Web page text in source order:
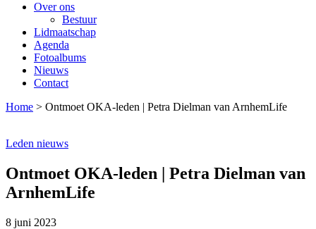
Over ons
Bestuur
Lidmaatschap
Agenda
Fotoalbums
Nieuws
Contact
Home > Ontmoet OKA-leden | Petra Dielman van ArnhemLife
Leden nieuws
Ontmoet OKA-leden | Petra Dielman van
ArnhemLife
8 juni 2023